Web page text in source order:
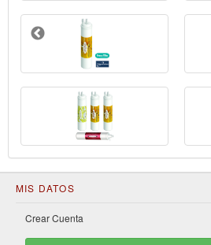
MIS DATOS
Crear Cuenta